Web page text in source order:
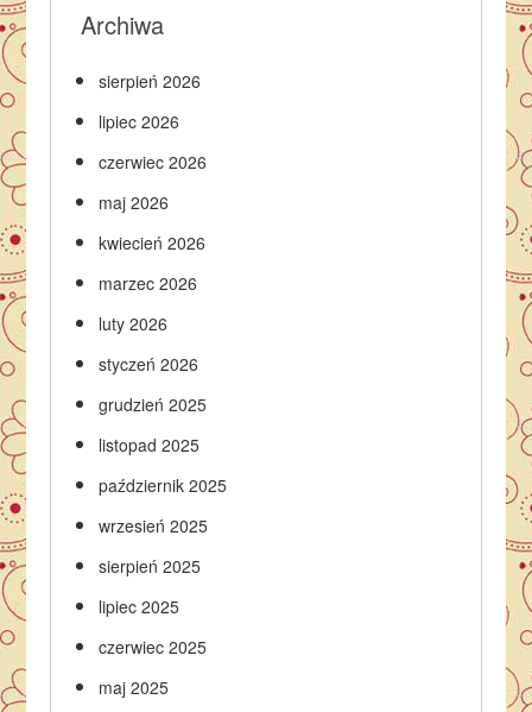
Archiwa
sierpień 2026
lipiec 2026
czerwiec 2026
maj 2026
kwiecień 2026
marzec 2026
luty 2026
styczeń 2026
grudzień 2025
listopad 2025
październik 2025
wrzesień 2025
sierpień 2025
lipiec 2025
czerwiec 2025
maj 2025